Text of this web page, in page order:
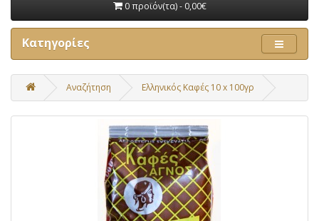
0 προϊόν(τα) - 0,00€
Κατηγορίες
Αναζήτηση Ελληνικός Καφές 10 x 100γρ